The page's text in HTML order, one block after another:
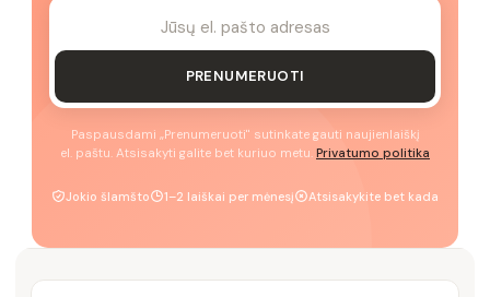
PRENUMERUOTI
Paspausdami „Prenumeruoti" sutinkate gauti naujienlaiškį
el. paštu. Atsisakyti galite bet kuriuo metu. Privatumo politika
Jokio šlamšto 1–2 laiškai per mėnesį Atsisakykite bet kada